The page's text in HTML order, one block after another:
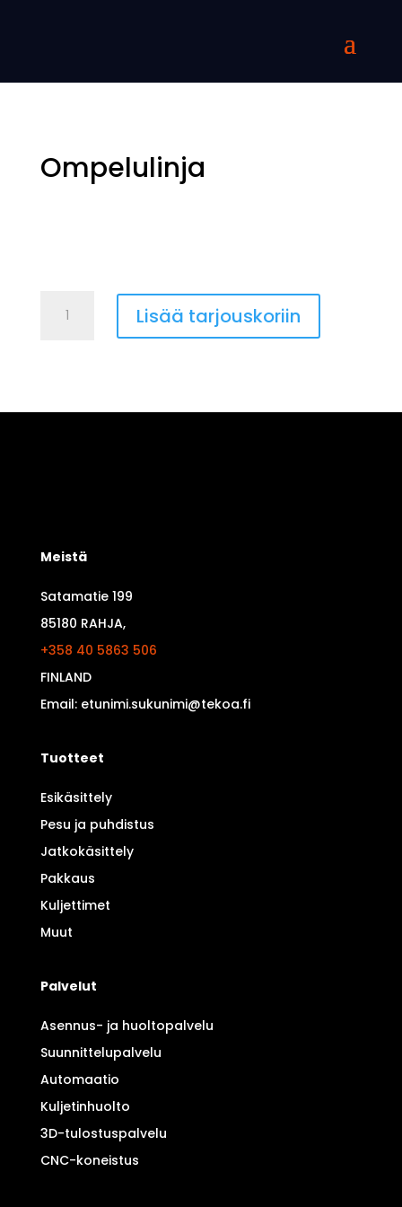
Ompelulinja
OmpelulinjaLisää tarjouskoriin
Meistä
Satamatie 199
85180 RAHJA,
+358 40 5863 506
FINLAND
Email: etunimi.sukunimi@tekoa.fi
Tuotteet
Esikäsittely
Pesu ja puhdistus
Jatkokäsittely
Pakkaus
Kuljettimet
Muut
Palvelut
Asennus- ja huoltopalvelu
Suunnittelupalvelu
Automaatio
Kuljetinhuolto
3D-tulostuspalvelu
CNC-koneistus